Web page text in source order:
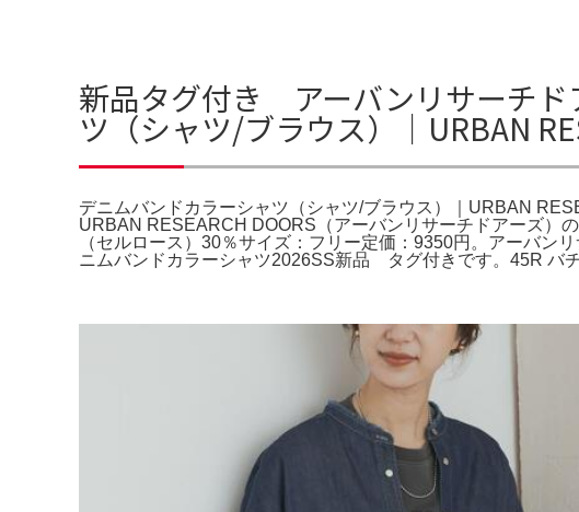
新品タグ付き アーバンリサーチド
ツ（シャツ/ブラウス）｜URBAN
デニムバンドカラーシャツ（シャツ/ブラウス）｜URBAN
URBAN RESEARCH DOORS（アーバンリサーチドアーズ）
（セルロース）30％サイズ：フリー定価：9350円。アーバ
ニムバンドカラーシャツ2026SS新品 タグ付きです。45R バ